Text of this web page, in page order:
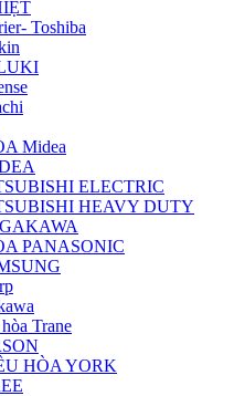
Toshiba
Midea
ELECTRIC
HEAVY DUTY
PANASONIC
Trane
HÒA YORK